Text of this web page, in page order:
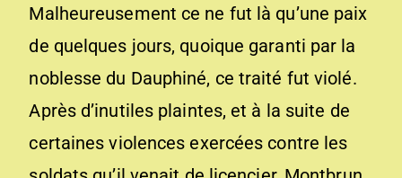
Malheureusement ce ne fut là qu’une paix
de quelques jours, quoique garanti par la
noblesse du Dauphiné, ce traité fut violé.
Après d’inutiles plaintes, et à la suite de
certaines violences exercées contre les